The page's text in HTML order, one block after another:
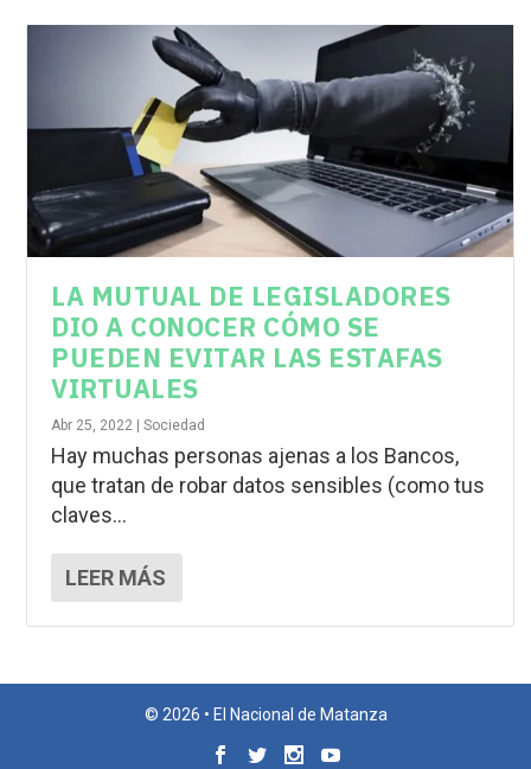
LA MUTUAL DE LEGISLADORES
DIO A CONOCER CÓMO SE
PUEDEN EVITAR LAS ESTAFAS
VIRTUALES
Abr 25, 2022 |Sociedad
Hay muchas personas ajenas a los Bancos,
que tratan de robar datos sensibles (como tus
claves...
LEER MÁS
© 2026 • El Nacional de Matanza